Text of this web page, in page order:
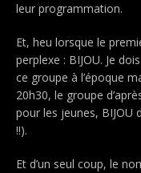
leur programmation.
Et, heu lorsque le
perplexe : BIJOU. Je
ce groupe à l’époque
20h30, le groupe
pour les jeunes, BIJOU
!!).
Et d’un seul coup, le